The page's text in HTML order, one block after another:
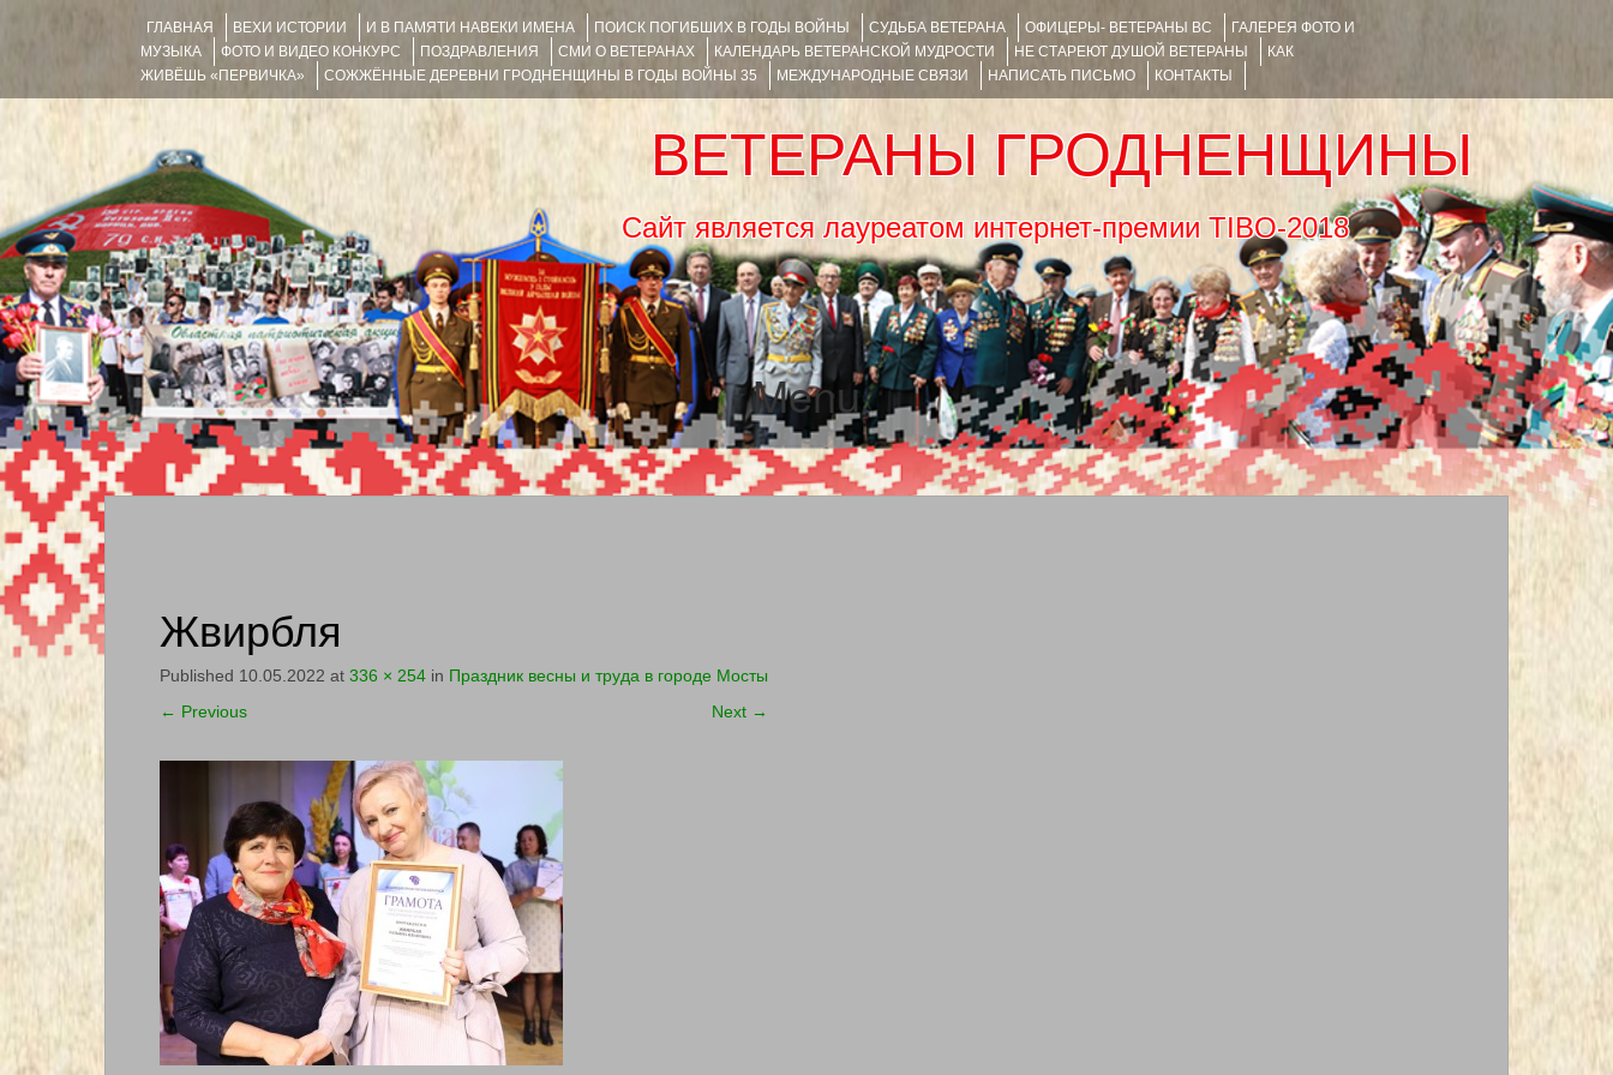
ГЛАВНАЯ ВЕХИ ИСТОРИИ И В ПАМЯТИ НАВЕКИ ИМЕНА ПОИСК ПОГИБШИХ В ГОДЫ ВОЙНЫ СУДЬБА ВЕТЕРАНА ОФИЦЕРЫ- ВЕТЕРАНЫ ВС
ГАЛЕРЕЯ ФОТО И
МУЗЫКА
ФОТО И ВИДЕО КОНКУРС ПОЗДРАВЛЕНИЯ СМИ О ВЕТЕРАНАХ КАЛЕНДАРЬ ВЕТЕРАНСКОЙ МУДРОСТИ НЕ СТАРЕЮТ ДУШОЙ ВЕТЕРАНЫ
КАК
ЖИВЁШЬ «ПЕРВИЧКА»
СОЖЖЁННЫЕ ДЕРЕВНИ ГРОДНЕНЩИНЫ В ГОДЫ ВОЙНЫ 35 МЕЖДУНАРОДНЫЕ СВЯЗИ НАПИСАТЬ ПИСЬМО КОНТАКТЫ
ВЕТЕРАНЫ ГРОДНЕНЩИНЫ
Сайт является лауреатом интернет-премии TIBO-2018
Menu
SKIP TO CONTENT
Жвирбля
Published 10.05.2022 at 336 × 254 in Праздник весны и труда в городе Мосты
← Previous Next →